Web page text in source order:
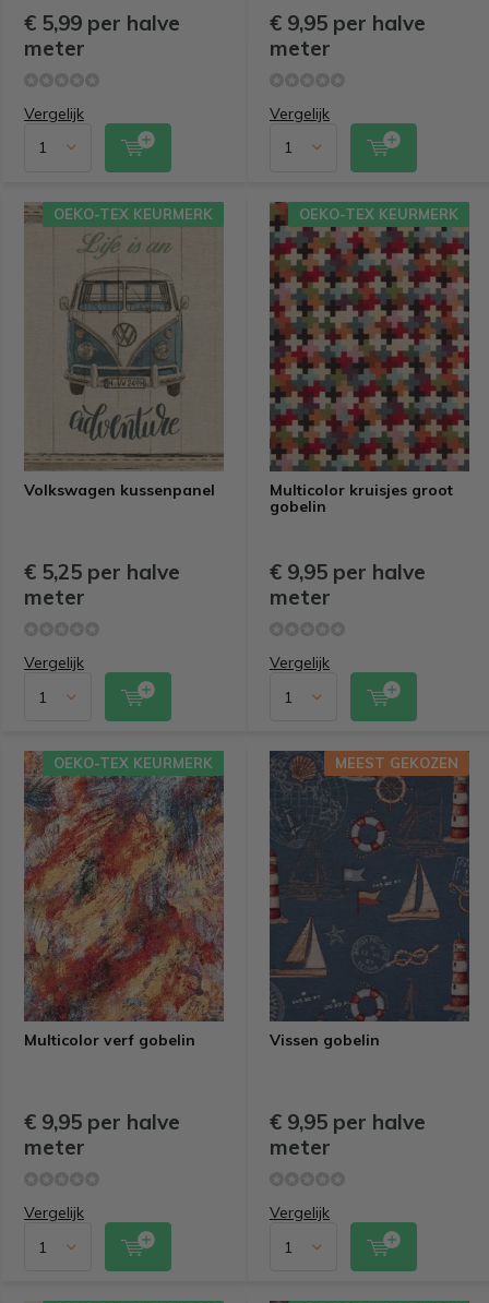
€ 5,99 per halve
meter
Vergelijk
€ 9,95 per halve
meter
Vergelijk
Volkswagen kussenpanel
OEKO-TEX KEURMERK
€ 5,25 per halve
meter
Vergelijk
Multicolor kruisjes groot
gobelin
OEKO-TEX KEURMERK
€ 9,95 per halve
meter
Vergelijk
Multicolor verf gobelin
OEKO-TEX KEURMERK
€ 9,95 per halve
meter
Vergelijk
Vissen gobelin
MEEST GEKOZEN
€ 9,95 per halve
meter
Vergelijk